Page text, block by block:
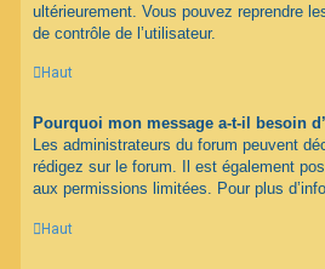
ultérieurement. Vous pouvez reprendre
de contrôle de l’utilisateur.
Haut
Pourquoi mon message a-t-il besoin
Les administrateurs du forum peuvent
rédigez sur le forum. Il est également
aux permissions limitées. Pour plus
Haut